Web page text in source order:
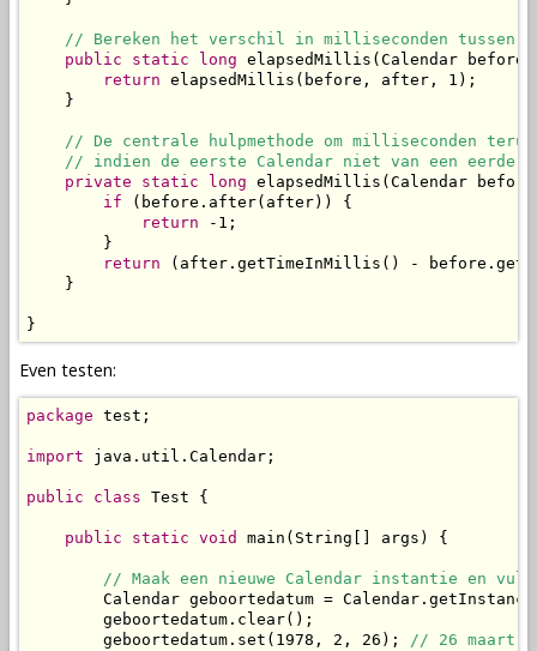
// Bereken het verschil in milliseconden tussen
public
static long elapsedMillis(Calendar
return elapsedMillis(before, after, 1);
    }
// De centrale hulpmethode om milliseconden
// indien de eerste Calendar niet van een eerdere
private
static long elapsedMillis(Calendar
if (before.after(after)) {
return -1;
        }
return (after.getTimeInMillis() -
    }
}
Even testen:
package test;
import java.util.Calendar;
public class Test {
public static void main(String[] args) {
// Maak een nieuwe Calendar instantie en vul
Calendar geboortedatum =
        geboortedatum.clear();
        geboortedatum.set(1978, 2, 26);
// 26 maart